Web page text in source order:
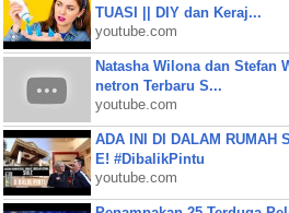
TUASI || DIY dan Keraj...
youtube.com
Natasha Wilona dan Stefan
netron Terbaru S...
youtube.com
ADA INI DI DALAM RUMAH
E! #DibalikPintu
youtube.com